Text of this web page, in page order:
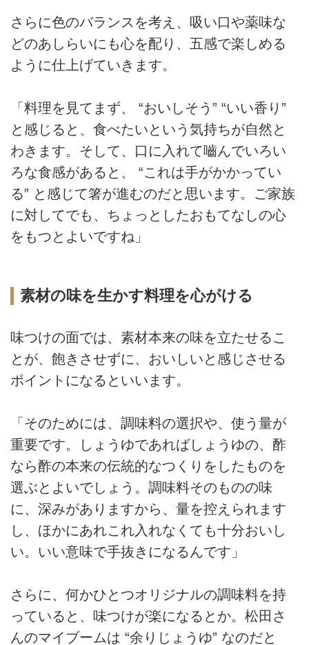
さらに色のバランスを考え、吸い口や薬味な
どのあしらいにも心を配り、五感で楽しめる
ように仕上げていきます。
「料理を見てまず、 “おいしそう” “いい香り”
と感じると、食べたいという気持ちが自然と
わきます。そして、口に入れて嚙んでいろい
ろな食感があると、 “これは手がかかってい
る” と感じて箸が進むのだと思います。ご家族
に対してでも、ちょっとしたおもてなしの心
をもつとよいですね」
素材の味を生かす料理を心がける
味つけの面では、素材本来の味を立たせるこ
とが、飽きさせずに、おいしいと感じさせる
ポイントになるといいます。
「そのためには、調味料の選択や、使う量が
重要です。しょうゆであればしょうゆの、酢
なら酢の本来の伝統的なつくりをしたものを
選ぶとよいでしょう。調味料そのものの味
に、深みがありますから、量を控えられます
し、ほかにあれこれ入れなくても十分おいし
い。いい意味で手抜きになるんです」
さらに、何かひとつオリジナルの調味料を持
っていると、味つけが楽になるとか。松田さ
んのマイブームは “余りじょうゆ” なのだと